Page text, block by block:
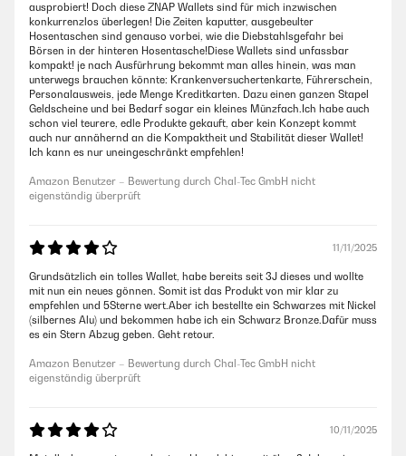
ausprobiert! Doch diese ZNAP Wallets sind für mich inzwischen
konkurrenzlos überlegen! Die Zeiten kaputter, ausgebeulter
Hosentaschen sind genauso vorbei, wie die Diebstahlsgefahr bei
Börsen in der hinteren Hosentasche!Diese Wallets sind unfassbar
kompakt! je nach Ausfürhrung bekommt man alles hinein, was man
unterwegs brauchen könnte: Krankenversuchertenkarte, Führerschein,
Personalausweis, jede Menge Kreditkarten. Dazu einen ganzen Stapel
Geldscheine und bei Bedarf sogar ein kleines Münzfach.Ich habe auch
schon viel teurere, edle Produkte gekauft, aber kein Konzept kommt
auch nur annähernd an die Kompaktheit und Stabilität dieser Wallet!
Ich kann es nur uneingeschränkt empfehlen!
Amazon Benutzer – Bewertung durch Chal-Tec GmbH nicht
eigenständig überprüft
11/11/2025
Grundsätzlich ein tolles Wallet, habe bereits seit 3J dieses und wollte
mit nun ein neues gönnen. Somit ist das Produkt von mir klar zu
empfehlen und 5Sterne wert.Aber ich bestellte ein Schwarzes mit Nickel
(silbernes Alu) und bekommen habe ich ein Schwarz Bronze.Dafür muss
es ein Stern Abzug geben. Geht retour.
Amazon Benutzer – Bewertung durch Chal-Tec GmbH nicht
eigenständig überprüft
10/11/2025